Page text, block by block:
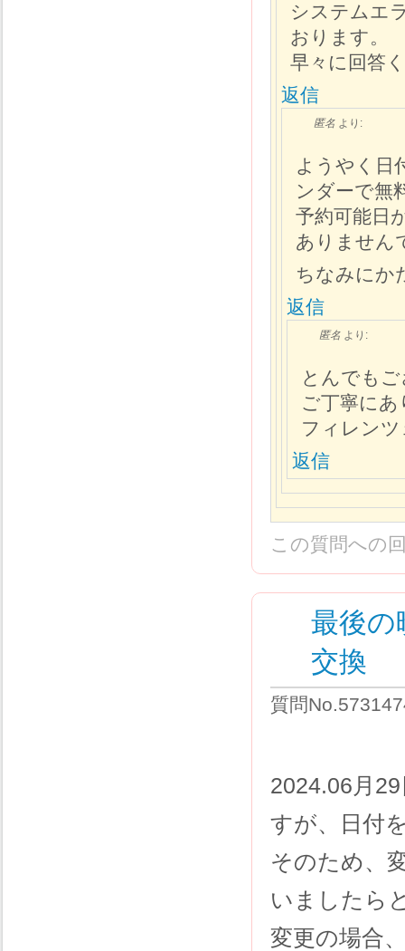
システムエ
おります。
早々に回答
返信
匿名 より:
ようやく日
ンダーで無
予約可能日
ありません
ちなみにか
返信
匿名 より:
とんでも
ご丁寧に
フィレン
返信
この質問への
最後
交換
質問
2024.06月
すが、日付
そのため、
いましたら
変更の場合